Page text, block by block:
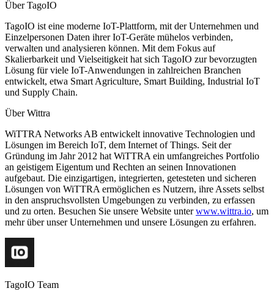
Über TagoIO
TagoIO ist eine moderne IoT-Plattform, mit der Unternehmen und
Einzelpersonen Daten ihrer IoT-Geräte mühelos verbinden,
verwalten und analysieren können. Mit dem Fokus auf
Skalierbarkeit und Vielseitigkeit hat sich TagoIO zur bevorzugten
Lösung für viele IoT-Anwendungen in zahlreichen Branchen
entwickelt, etwa Smart Agriculture, Smart Building, Industrial IoT
und Supply Chain.
Über Wittra
WiTTRA Networks AB entwickelt innovative Technologien und
Lösungen im Bereich IoT, dem Internet of Things. Seit der
Gründung im Jahr 2012 hat WiTTRA ein umfangreiches Portfolio
an geistigem Eigentum und Rechten an seinen Innovationen
aufgebaut. Die einzigartigen, integrierten, getesteten und sicheren
Lösungen von WiTTRA ermöglichen es Nutzern, ihre Assets selbst
in den anspruchsvollsten Umgebungen zu verbinden, zu erfassen
und zu orten. Besuchen Sie unsere Website unterwww.wittra.io, um
mehr über unser Unternehmen und unsere Lösungen zu erfahren.
TagoIO Team